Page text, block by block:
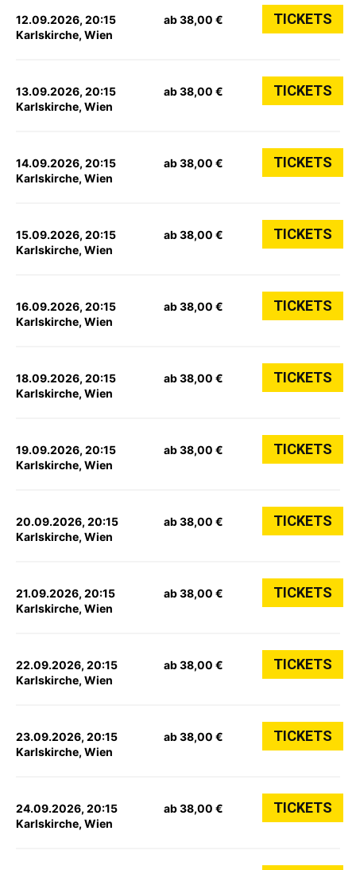
12.09.2026, 20:15
Karlskirche, Wien
ab 38,00 € TICKETS
13.09.2026, 20:15
Karlskirche, Wien
ab 38,00 € TICKETS
14.09.2026, 20:15
Karlskirche, Wien
ab 38,00 € TICKETS
15.09.2026, 20:15
Karlskirche, Wien
ab 38,00 € TICKETS
16.09.2026, 20:15
Karlskirche, Wien
ab 38,00 € TICKETS
18.09.2026, 20:15
Karlskirche, Wien
ab 38,00 € TICKETS
19.09.2026, 20:15
Karlskirche, Wien
ab 38,00 € TICKETS
20.09.2026, 20:15
Karlskirche, Wien
ab 38,00 € TICKETS
21.09.2026, 20:15
Karlskirche, Wien
ab 38,00 € TICKETS
22.09.2026, 20:15
Karlskirche, Wien
ab 38,00 € TICKETS
23.09.2026, 20:15
Karlskirche, Wien
ab 38,00 € TICKETS
24.09.2026, 20:15
Karlskirche, Wien
ab 38,00 € TICKETS